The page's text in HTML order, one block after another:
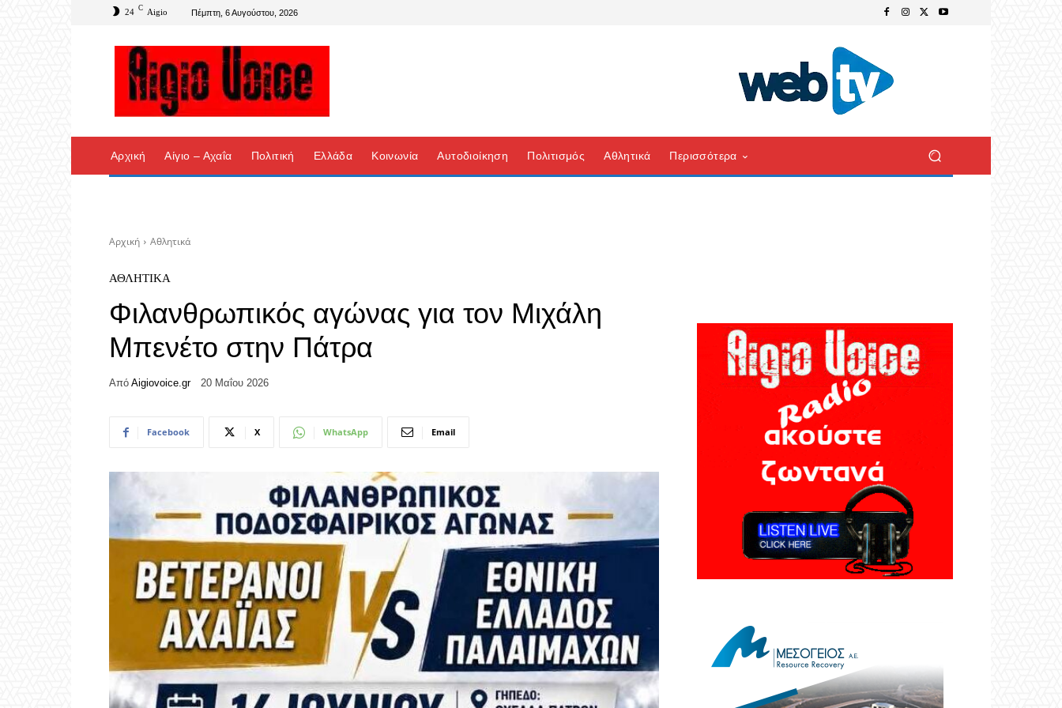
24 C Aigio Πέμπτη, 6 Αυγούστου, 2026
Αρχική Αίγιο – Αχαΐα Πολιτική Ελλάδα Κοινωνία Αυτοδιοίκηση Πολιτισμός Αθλητικά Περισσότερα
Αρχική Αθλητικά
ΑΘΛΗΤΙΚΆ
Φιλανθρωπικός αγώνας για τον Μιχάλη
Μπενέτο στην Πάτρα
Από Aigiovoice.gr 20 Μαΐου 2026
Facebook X WhatsApp Email